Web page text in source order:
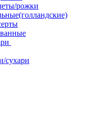
рожки
сухари